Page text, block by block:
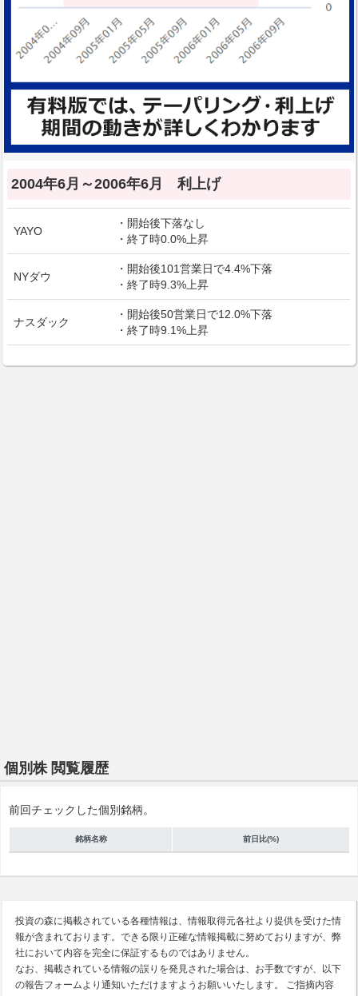
2004年6月～2006年6月 利上げ
YAYO
・開始後下落なし
・終了時0.0%上昇
NYダウ
・開始後101営業日で4.4%下落
・終了時9.3%上昇
ナスダック
・開始後50営業日で12.0%下落
・終了時9.1%上昇
個別株 閲覧履歴
前回チェックした個別銘柄。
銘柄名称 前日比(%)
投資の森に掲載されている各種情報は、情報取得元各社より提供を受けた情
報が含まれております。できる限り正確な情報掲載に努めておりますが、弊
社において内容を完全に保証するものではありません。
なお、掲載されている情報の誤りを発見された場合は、お手数ですが、以下
の報告フォームより通知いただけますようお願いいたします。 ご指摘内容